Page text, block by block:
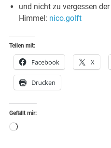
und nicht zu vergessen
Himmel: nico.golft
Teilen mit:
Facebook X
Drucken
Gefällt mir:
Wird